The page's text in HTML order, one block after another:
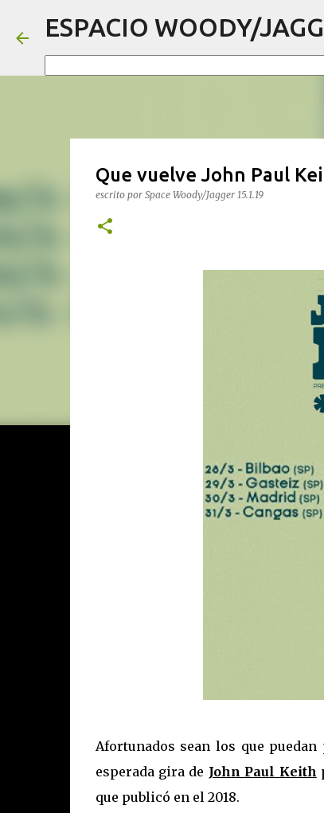
ESPACIO WOODY/
Que vuelve John Paul
escrito por Space Woody/Jagger 15.1.19
Afortunados sean los que
esperada gira de John Paul Keith
que publicó en el 2018.